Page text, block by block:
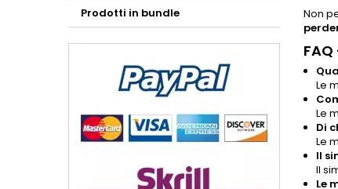
Prodotti in bundle
Non
Le
Le
Di
Le
Il
Il
Le